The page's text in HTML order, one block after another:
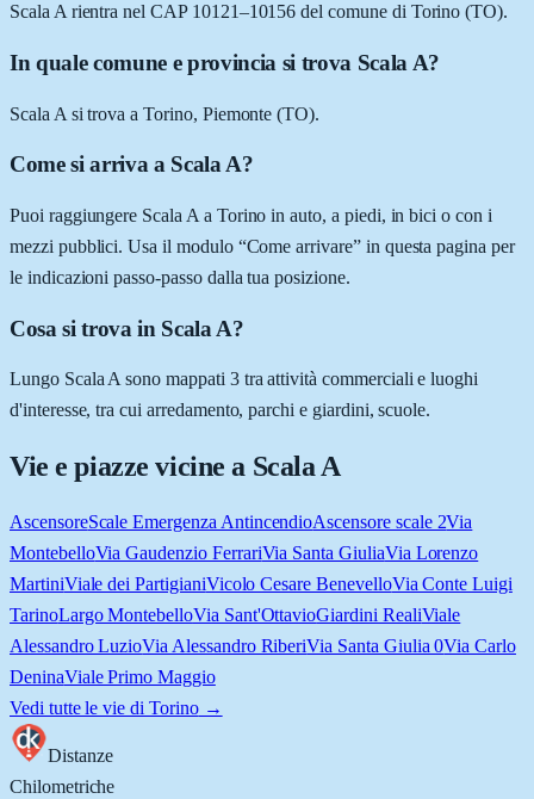
Scala A rientra nel CAP 10121–10156 del comune di Torino (TO).
In quale comune e provincia si trova Scala A?
Scala A si trova a Torino, Piemonte (TO).
Come si arriva a Scala A?
Puoi raggiungere Scala A a Torino in auto, a piedi, in bici o con i
mezzi pubblici. Usa il modulo “Come arrivare” in questa pagina per
le indicazioni passo-passo dalla tua posizione.
Cosa si trova in Scala A?
Lungo Scala A sono mappati 3 tra attività commerciali e luoghi
d'interesse, tra cui arredamento, parchi e giardini, scuole.
Vie e piazze vicine a Scala A
AscensoreScale Emergenza AntincendioAscensore scale 2Via
MontebelloVia Gaudenzio FerrariVia Santa GiuliaVia Lorenzo
MartiniViale dei PartigianiVicolo Cesare BenevelloVia Conte Luigi
TarinoLargo MontebelloVia Sant'OttavioGiardini RealiViale
Alessandro LuzioVia Alessandro RiberiVia Santa Giulia 0Via Carlo
DeninaViale Primo Maggio
Vedi tutte le vie di Torino→
Distanze
Chilometriche